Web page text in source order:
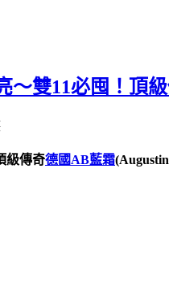
～雙11必囤！頂
級傳奇德國AB藍霜